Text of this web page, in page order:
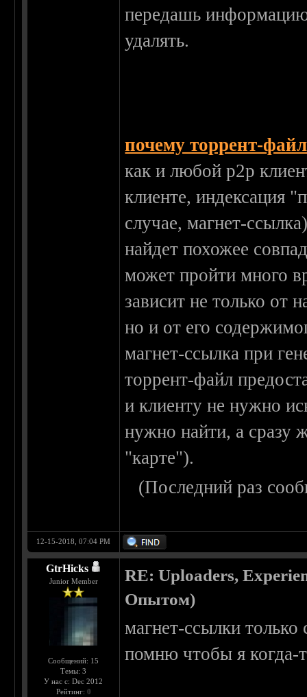
передашь информацию
удалять.
почему торрент-
как и любой р2р
клиенте, индексация
случае, магнет-
найдет похожее
может пройти много
зависит не только от
но и от его
магнет-ссылка при
торрент-файл
и клиенту не нужно
нужно найти, а сразу
"карте").
(Последний раз
12-15-2018, 07:04 PM
GtrHicks
Junior Member
Сообщений: 15
Темы: 3
У нас с: Dec 2012
Рейтинг: 0
RE: Uploaders,
Опытом)
магнет-ссылки
помню чтобы я когда-